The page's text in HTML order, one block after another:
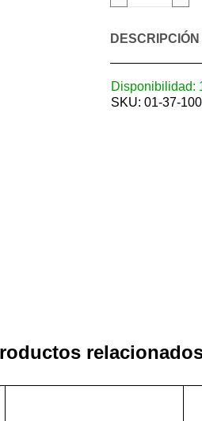
DESCRIPCIÓN
Disponibilidad:
SKU: 01-37-